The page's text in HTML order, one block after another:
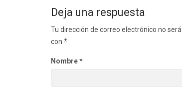
Deja una respuesta
Tu dirección de correo electrónico no será
con *
Nombre*